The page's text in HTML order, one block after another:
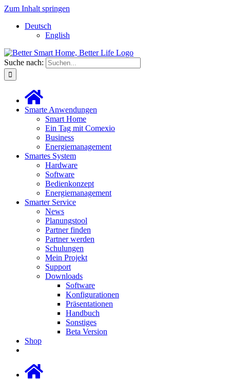
Zum Inhalt springen
Deutsch
English
Suche nach:
Smarte Anwendungen
Smart Home
Ein Tag mit Comexio
Business
Energiemanagement
Smartes System
Hardware
Software
Bedienkonzept
Energiemanagement
Smarter Service
News
Planungstool
Partner finden
Partner werden
Schulungen
Mein Projekt
Support
Downloads
Software
Konfigurationen
Präsentationen
Handbuch
Sonstiges
Beta Version
Shop